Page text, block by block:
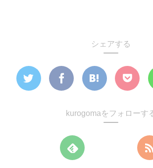
シェアする
kurogomaをフォローす